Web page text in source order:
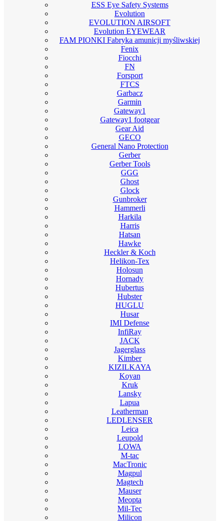
ESS Eye Safety Systems
Evolution
EVOLUTION AIRSOFT
Evolution EYEWEAR
FAM PIONKI Fabryka amunicji myśliwskiej
Fenix
Fiocchi
FN
Forsport
FTCS
Garbacz
Garmin
Gateway1
Gateway1 footgear
Gear Aid
GECO
General Nano Protection
Gerber
Gerber Tools
GGG
Ghost
Glock
Gunbroker
Hammerli
Harkila
Harris
Hatsan
Hawke
Heckler & Koch
Helikon-Tex
Holosun
Hornady
Hubertus
Hubster
HUGLU
Husar
IMI Defense
InfiRay
JACK
Jagerglass
Kimber
KIZILKAYA
Koyan
Kruk
Lansky
Lapua
Leatherman
LEDLENSER
Leica
Leupold
LOWA
M-tac
MacTronic
Magpul
Magtech
Mauser
Meopta
Mil-Tec
Milicon